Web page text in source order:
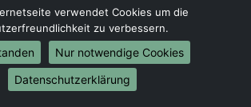
verwendet Cookies um die
zu verbessern.
Nur notwendige Cookies
Datenschutzerklärung